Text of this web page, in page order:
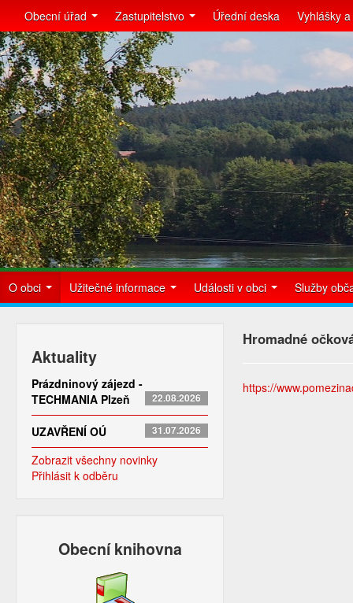
Obecní úřad Zastupitelstvo Úřední deska Vyhlášky
O obci Užitečné informace Události v obci Služby
Aktuality
Prázdninový zájezd -
TECHMANIA Plzeň
22.08.2026
UZAVŘENÍ OÚ 31.07.2026
Zobrazit všechny novinky
Přihlásit k odběru
Obecní knihovna
Hromadné
https://